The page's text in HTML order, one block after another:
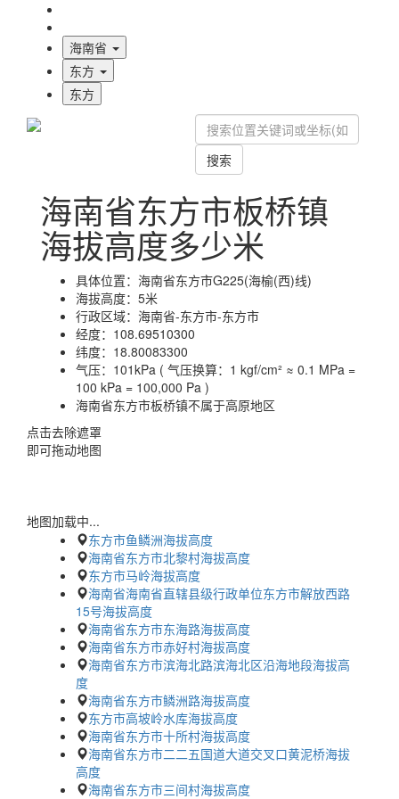
海南省
东方
东方
搜索
海南省东方市板桥镇
海拔高度多少米
具体位置： 海南省东方市G225(海榆(西)线)
海拔高度： 5米
行政区域： 海南省-东方市-东方市
经度： 108.69510300
纬度： 18.80083300
气压： 101kPa ( 气压换算：1 kgf/cm² ≈ 0.1 MPa =
100 kPa = 100,000 Pa )
海南省东方市板桥镇不属于高原地区
点击去除遮罩
即可拖动地图
地图加载中...
东方市鱼鳞洲海拔高度
海南省东方市北黎村海拔高度
东方市马岭海拔高度
海南省海南省直辖县级行政单位东方市解放西路
15号海拔高度
海南省东方市东海路海拔高度
海南省东方市赤好村海拔高度
海南省东方市滨海北路滨海北区沿海地段海拔高
度
海南省东方市鳞洲路海拔高度
东方市高坡岭水库海拔高度
海南省东方市十所村海拔高度
海南省东方市二二五国道大道交叉口黄泥桥海拔
高度
海南省东方市三间村海拔高度